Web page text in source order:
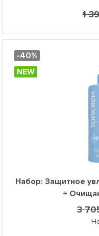
1
-40%
NEW
Набор: Защитное
+
3